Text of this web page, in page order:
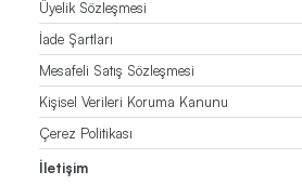
Üyelik Sözleşmesi
İade Şartları
Mesafeli Satış Sözleşmesi
Kişisel Verileri Koruma Kanunu
Çerez Politikası
İletişim